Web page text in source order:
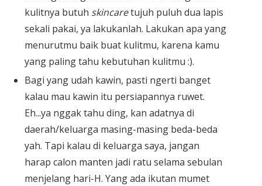
kulitnya butuh skincaretujuh puluh dua lapis
sekali pakai, ya lakukanlah. Lakukan apa yang
menurutmu baik buat kulitmu, karena kamu
yang paling tahu kebutuhan kulitmu :).
Bagi yang udah kawin, pasti ngerti banget
kalau mau kawin itu persiapannya ruwet.
Eh...ya nggak tahu ding, kan adatnya di
daerah/keluarga masing-masing beda-beda
yah. Tapi kalau di keluarga saya, jangan
harap calon manten jadi ratu selama sebulan
menjelang hari-H. Yang ada ikutan mumet